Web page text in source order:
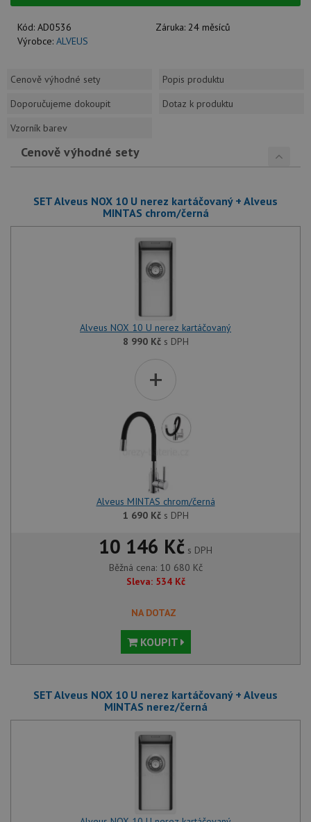
Kód: AD0536 Záruka: 24 měsíců
Výrobce: ALVEUS
Cenově výhodné sety
Popis produktu
Doporučujeme dokoupit
Dotaz k produktu
Vzorník barev
Cenově výhodné sety
SET Alveus NOX 10 U nerez kartáčovaný + Alveus
MINTAS chrom/černá
Alveus NOX 10 U nerez kartáčovaný
8 990 Kčs DPH
+
Alveus MINTAS chrom/černá
1 690 Kčs DPH
10 146 Kč s DPH
Běžná cena: 10 680 Kč
Sleva: 534 Kč
NA DOTAZ
KOUPIT
SET Alveus NOX 10 U nerez kartáčovaný + Alveus
MINTAS nerez/černá